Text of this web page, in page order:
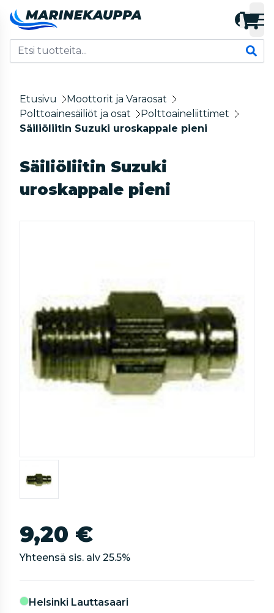
Etusivu
Moottorit ja Varaosat
Polttoainesäiliöt ja osat
Polttoaineliittimet
Säiliöliitin Suzuki uroskappale pieni
Säiliöliitin Suzuki
uroskappale pieni
9,20 €
Yhteensä sis. alv 25.5%
Helsinki Lauttasaari